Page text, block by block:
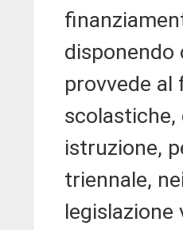
disponendo
provvede
istruzione,
triennale,
legislazione